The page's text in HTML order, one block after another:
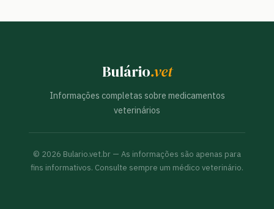
Bulário.vet
Informações completas sobre medicamentos
veterinários
© 2026 Bulario.vet.br — As informações são apenas para
fins informativos. Consulte sempre um médico veterinário.